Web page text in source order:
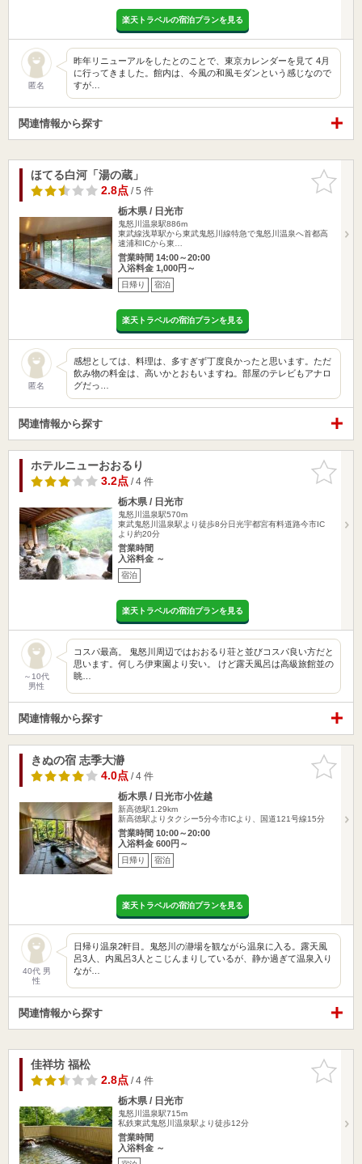
楽天トラベルの宿泊プランを見る
匿名
昨年リニューアルをしたとのことで、東京カレンダーを見て 4月
に行ってきました。館内は、今風の和風モダンという感じなので
すが…
関連情報から探す
お気に入
りに追加
ほてる白河「湯の蔵」
2.8点/ 5 件
栃木県 / 日光市
鬼怒川温泉駅886m
東武線浅草駅から東武鬼怒川線特急で鬼怒川温泉へ首都高
速浦和ICから東…
営業時間 14:00～20:00
入浴料金 1,000円～
日帰り 宿泊
楽天トラベルの宿泊プランを見る
匿名
感想としては、料理は、多すぎず丁度良かったと思います。ただ
飲み物の料金は、高いかとおもいますね。部屋のテレビもアナロ
グだっ…
関連情報から探す
お気に入
りに追加
ホテルニューおおるり
3.2点/ 4 件
栃木県 / 日光市
鬼怒川温泉駅570m
東武鬼怒川温泉駅より徒歩8分日光宇都宮有料道路今市IC
より約20分
営業時間
入浴料金 ～
宿泊
楽天トラベルの宿泊プランを見る
～10代
男性
コスパ最高。 鬼怒川周辺ではおおるり荘と並びコスパ良い方だと
思います。何しろ伊東園より安い。 けど露天風呂は高級旅館並の
眺…
関連情報から探す
お気に入
りに追加
きぬの宿 志季大瀞
4.0点/ 4 件
栃木県 / 日光市小佐越
新高徳駅1.29km
新高徳駅よりタクシー5分今市ICより、国道121号線15分
営業時間 10:00～20:00
入浴料金 600円～
日帰り 宿泊
楽天トラベルの宿泊プランを見る
40代 男
性
日帰り温泉2軒目。鬼怒川の瀞場を観ながら温泉に入る。露天風
呂3人、内風呂3人とこじんまりしているが、静か過ぎて温泉入り
なが…
関連情報から探す
お気に入
りに追加
佳祥坊 福松
2.8点/ 4 件
栃木県 / 日光市
鬼怒川温泉駅715m
私鉄東武鬼怒川温泉駅より徒歩12分
営業時間
入浴料金 ～